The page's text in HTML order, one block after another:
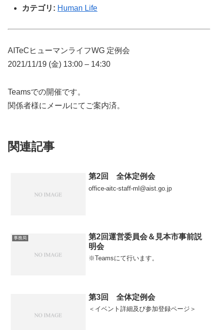
カテゴリ: Human Life
AITeCヒューマンライフWG 定例会
2021/11/19 (金) 13:00 – 14:30
Teamsでの開催です。
関係者様にメールにてご案内済。
関連記事
第2回 全体定例会
office-aitc-staff-ml@aist.go.jp
事務局
第2回運営委員会＆見本市事前説
明会
※Teamsにて行います。
第3回 全体定例会
＜イベント詳細及び参加登録ページ＞